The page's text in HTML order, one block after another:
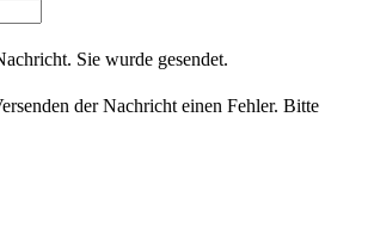
Sie wurde gesendet.
der Nachricht einen Fehler. Bitte